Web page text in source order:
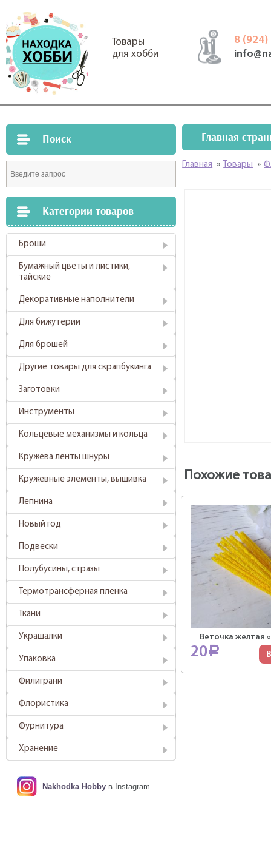
Товары
для хобби
8 (924)
Поиск
Категории товаров
Броши
Бумажный цветы и листики,
тайские
Декоративные наполнители
Для бижутерии
Для брошей
Другие товары для скрапбукинга
Заготовки
Инструменты
Кольцевые механизмы и кольца
Кружева ленты шнуры
Кружевные элементы, вышивка
Лепнина
Новый год
Подвески
Полубусины, стразы
Термотрансферная пленка
Ткани
Украшалки
Упаковка
Филиграни
Флористика
Фурнитура
Хранение
Nakhodka Hobby в Instagram
Главная
Главная » Товары »
Похожие
Веточка желтая
20Р